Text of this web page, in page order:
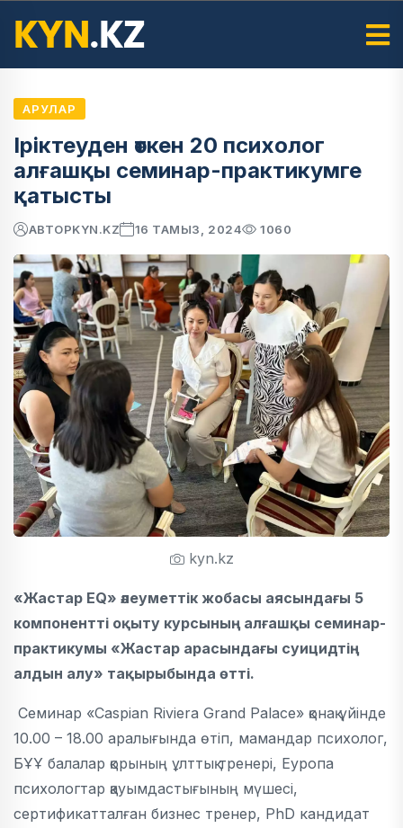
АРУЛАР
Іріктеуден өткен 20 психолог
алғашқы семинар-практикумге
қатысты
АВТОРKYN.KZ 16 ТАМЫЗ, 2024 1060
kyn.kz
«Жастар EQ» әлеуметтік жобасы аясындағы 5
компонентті оқыту курсының алғашқы семинар-
практикумы «Жастар арасындағы суицидтің
алдын алу» тақырыбында өтті.
Семинар «Caspian Riviera Grand Palace» қонақ үйінде
10.00 – 18.00 аралығында өтіп, мамандар психолог,
БҰҰ балалар қорының ұлттық тренері, Еуропа
психологтар қауымдастығының мүшесі,
сертификатталған бизнес тренер, PhD кандидат